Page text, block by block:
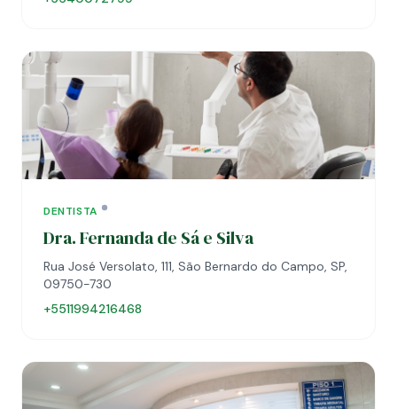
DENTISTA
Dra. Fernanda de Sá e Silva
Rua José Versolato, 111, São Bernardo do Campo, SP,
09750-730
+5511994216468